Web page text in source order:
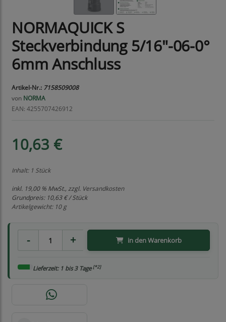
NORMAQUICK S
Steckverbindung 5/16"-06-0°
6mm Anschluss
Artikel-Nr.: 7158509008
von NORMA
EAN: 4255707426912
10,63 €
Inhalt: 1 Stück
inkl. 19,00 % MwSt., zzgl. Versandkosten
Grundpreis: 10,63 € / Stück
Artikelgewicht: 10 g
in den Warenkorb
Lieferzeit: 1 bis 3 Tage[*2]